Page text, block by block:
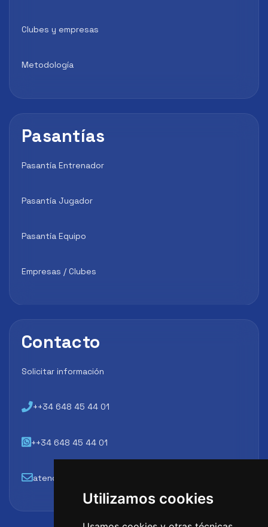
Utilizamos cookies
Clubes y empresas
Metodología
Pasantías
Pasantía Entrenador
Pasantía Jugador
Pasantía Equipo
Empresas / Clubes
Contacto
Solicitar información
++34 648 45 44 01
++34 648 45 44 01
atencion@futbollab.com